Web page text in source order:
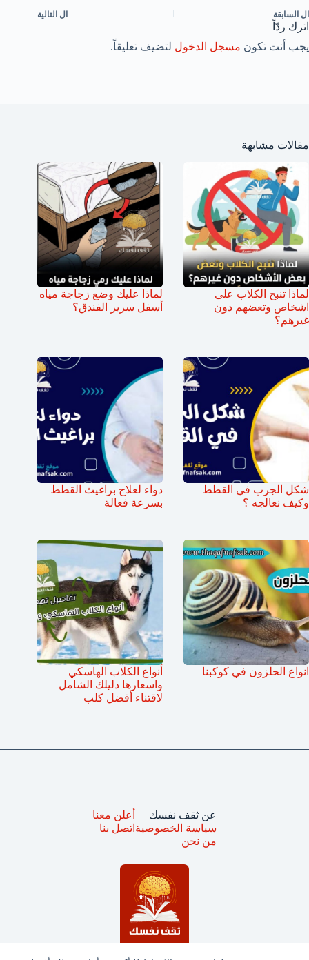
ال السابقة ال التالية
اترك ردّاً
يجب أنت تكون مسجل الدخول لتضيف تعليقاً.
مقالات مشابهة
لماذا تنبح الكلاب على
اشخاص وتعضهم دون
غيرهم؟
لماذا عليك وضع زجاجة مياه
أسفل سرير الفندق؟
شكل الجرب في القطط
وكيف نعالجه ؟
دواء لعلاج براغيث القطط
بسرعة فعالة
انواع الحلزون في كوكبنا
أنواع الكلاب الهاسكي
واسعارها دليلك الشامل
لاقتناء أفضل كلب
عن ثقف نفسك
سياسة الخصوصية
من نحن
أعلن معنا
اتصل بنا